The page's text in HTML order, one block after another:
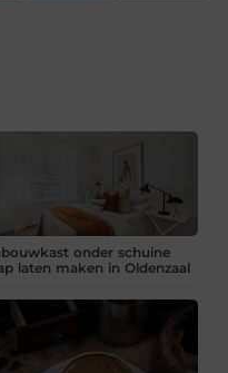
onder schuine
laten maken in Oldenzaal